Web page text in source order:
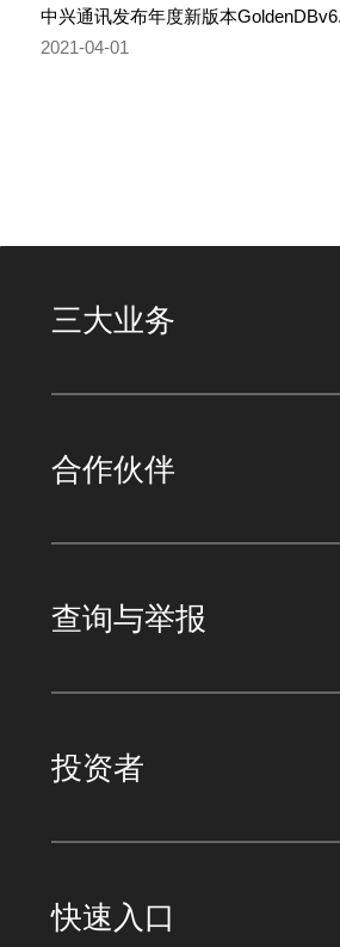
中兴通讯发布年度新版本
2021-04-01
三大业务
合作伙伴
查询与举报
投资者
快速入口